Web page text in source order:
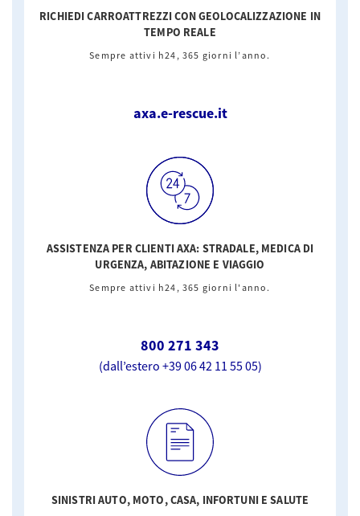
Ti è stata utile questa FAQ?
RICHIEDI CARROATTREZZI CON GEOLOCALIZZAZIONE IN
TEMPO REALE
Sempre attivi h24, 365 giorni l’anno.
axa.e-rescue.it
ASSISTENZA PER CLIENTI AXA: STRADALE, MEDICA DI
URGENZA, ABITAZIONE E VIAGGIO
Sempre attivi h24, 365 giorni l'anno.
800 271 343
(dall’estero +39 06 42 11 55 05)
SINISTRI AUTO, MOTO, CASA, INFORTUNI E SALUTE